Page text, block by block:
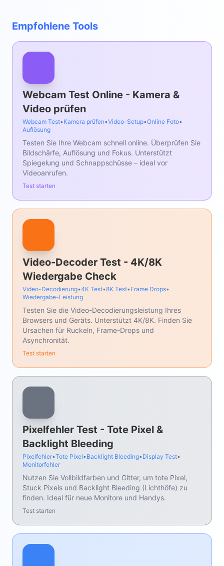
Empfohlene Tools
Webcam Test Online - Kamera &
Video prüfen
Webcam Test•Kamera prüfen•Video-Setup•Online Foto•
Auflösung
Testen Sie Ihre Webcam schnell online. Überprüfen Sie
Bildschärfe, Auflösung und Fokus. Unterstützt
Spiegelung und Schnappschüsse – ideal vor
Videoanrufen.
Test starten
Video-Decoder Test - 4K/8K
Wiedergabe Check
Video-Decodierung•4K Test•8K Test•Frame Drops•
Wiedergabe-Leistung
Testen Sie die Video-Decodierungsleistung Ihres
Browsers und Geräts. Unterstützt 4K/8K. Finden Sie
Ursachen für Ruckeln, Frame-Drops und
Asynchronität.
Test starten
Pixelfehler Test - Tote Pixel &
Backlight Bleeding
Pixelfehler•Tote Pixel• Backlight Bleeding•Display Test•
Monitorfehler
Nutzen Sie Vollbildfarben und Gitter, um tote Pixel,
Stuck Pixels und Backlight Bleeding (Lichthöfe) zu
finden. Ideal für neue Monitore und Handys.
Test starten